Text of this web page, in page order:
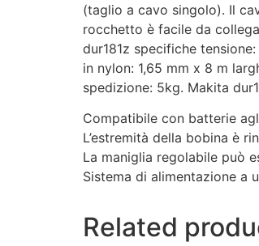
(taglio a cavo singolo). Il
rocchetto è facile da
dur181z specifiche
in nylon: 1,65 mm x 8 m
spedizione: 5kg. Makita
Compatibile con batterie
L’estremità della bobina è
La maniglia regolabile può
Sistema di alimentazione a
Related